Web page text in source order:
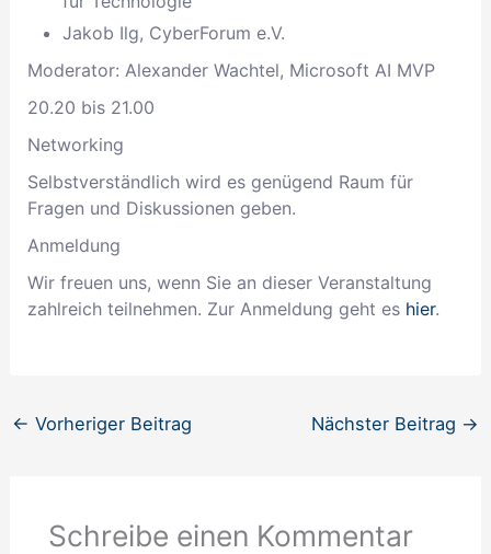
Jakob Ilg, CyberForum e.V.
Moderator: Alexander Wachtel, Microsoft AI MVP
20.20 bis 21.00
Networking
Selbstverständlich wird es genügend Raum für
Fragen und Diskussionen geben.
Anmeldung
Wir freuen uns, wenn Sie an dieser Veranstaltung
zahlreich teilnehmen. Zur Anmeldung geht es hier.
← Vorheriger Beitrag Nächster Beitrag →
Schreibe einen Kommentar